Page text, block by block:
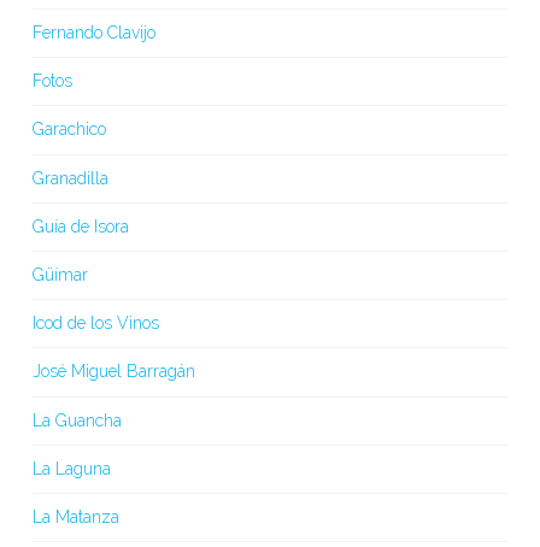
Fernando Clavijo
Fotos
Garachico
Granadilla
Guía de Isora
Güímar
Icod de los Vinos
José Miguel Barragán
La Guancha
La Laguna
La Matanza